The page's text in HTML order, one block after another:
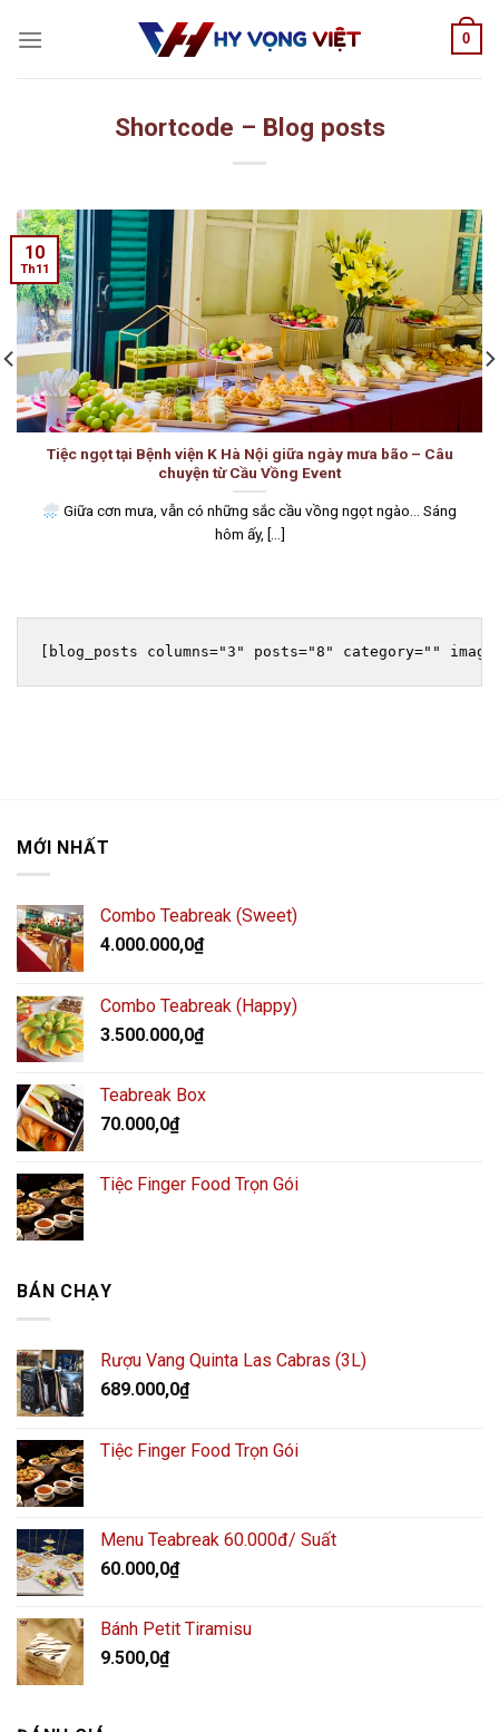
0
Shortcode – Blog posts
Tiệc ngọt tại Bệnh viện K Hà Nội giữa ngày mưa bão – Câu
chuyện từ Cầu Vồng Event
Giữa cơn mưa, vẫn có những sắc cầu vồng ngọt ngào… Sáng
hôm ấy, [...]
10
Th11
[blog_posts columns="3" posts="8" category=""
MỚI NHẤT
Combo Teabreak (Sweet)
4.000.000,0₫
Combo Teabreak (Happy)
3.500.000,0₫
Teabreak Box
70.000,0₫
Tiệc Finger Food Trọn Gói
BÁN CHẠY
Rượu Vang Quinta Las Cabras (3L)
689.000,0₫
Tiệc Finger Food Trọn Gói
Menu Teabreak 60.000đ/ Suất
60.000,0₫
Bánh Petit Tiramisu
9.500,0₫